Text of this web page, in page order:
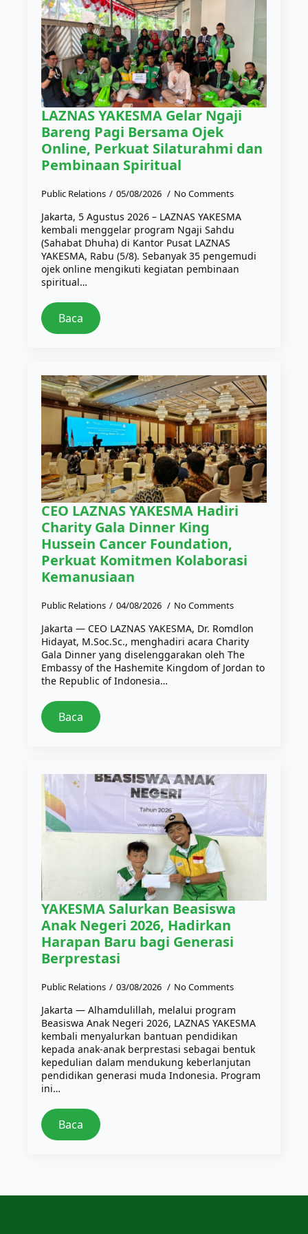
LAZNAS YAKESMA Gelar Ngaji
Bareng Pagi Bersama Ojek
Online, Perkuat Silaturahmi dan
Pembinaan Spiritual
Public Relations 05/08/2026 No Comments
Jakarta, 5 Agustus 2026 – LAZNAS YAKESMA
kembali menggelar program Ngaji Sahdu
(Sahabat Dhuha) di Kantor Pusat LAZNAS
YAKESMA, Rabu (5/8). Sebanyak 35 pengemudi
ojek online mengikuti kegiatan pembinaan
spiritual…
Baca
CEO LAZNAS YAKESMA Hadiri
Charity Gala Dinner King
Hussein Cancer Foundation,
Perkuat Komitmen Kolaborasi
Kemanusiaan
Public Relations 04/08/2026 No Comments
Jakarta — CEO LAZNAS YAKESMA, Dr. Romdlon
Hidayat, M.Soc.Sc., menghadiri acara Charity
Gala Dinner yang diselenggarakan oleh The
Embassy of the Hashemite Kingdom of Jordan to
the Republic of Indonesia…
Baca
YAKESMA Salurkan Beasiswa
Anak Negeri 2026, Hadirkan
Harapan Baru bagi Generasi
Berprestasi
Public Relations 03/08/2026 No Comments
Jakarta — Alhamdulillah, melalui program
Beasiswa Anak Negeri 2026, LAZNAS YAKESMA
kembali menyalurkan bantuan pendidikan
kepada anak-anak berprestasi sebagai bentuk
kepedulian dalam mendukung keberlanjutan
pendidikan generasi muda Indonesia. Program
ini…
Baca